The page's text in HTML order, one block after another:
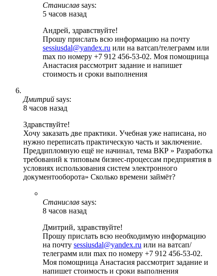
Станислав says:
5 часов назад
Андрей, здравствуйте!
Прошу прислать всю информацию на почту
sessiusdal@yandex.ru или на ватсап/телеграмм или
max по номеру +7 912 456-53-02. Моя помощница
Анастасия рассмотрит задание и напишет
стоимость и сроки выполнения
Дмитрий says:
8 часов назад
Здравствуйте!
Хочу заказать две практики. Учебная уже написана, но
нужно переписать практическую часть и заключение.
Преддипломную ещё не начинал, тема ВКР » Разработка
требований к типовым бизнес-процессам предприятия в
условиях использования систем электронного
документооборота» Сколько времени займёт?
Станислав says:
8 часов назад
Дмитрий, здравствуйте!
Прошу прислать всю необходимую информацию
на почту sessiusdal@yandex.ru или на ватсап/
телеграмм или max по номеру +7 912 456-53-02.
Моя помощница Анастасия рассмотрит задание и
напишет стоимость и сроки выполнения